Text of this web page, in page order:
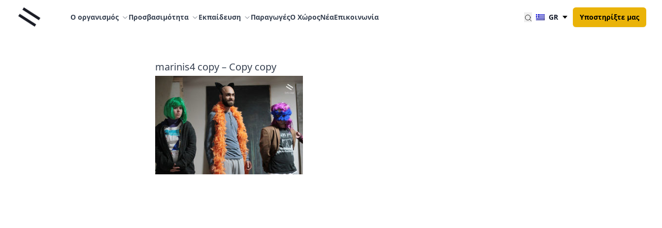
Μετάβαση
περιεχόμενο
Liminal Ο οργανισμός Προσβασιμότητα Εκπαίδευση ΠαραγωγέςΟ ΧώροςNέαΕπικοινωνία GR Υποστηρίξτε μας
marinis4 copy – Copy copy